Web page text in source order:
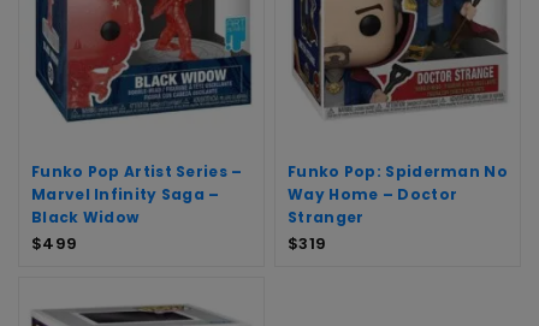
Funko Pop Artist Series –
Marvel Infinity Saga –
Black Widow
$499
Funko Pop: Spiderman No
Way Home – Doctor
Stranger
$319